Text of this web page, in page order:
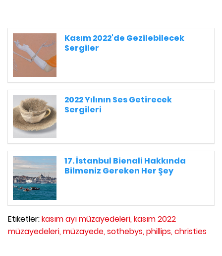
Kasım 2022'de Gezilebilecek
Sergiler
2022 Yılının Ses Getirecek
Sergileri
17. İstanbul Bienali Hakkında
Bilmeniz Gereken Her Şey
Etiketler:kasım ayı müzayedeleri,kasım 2022
müzayedeleri,müzayede,sothebys,phillips,christies